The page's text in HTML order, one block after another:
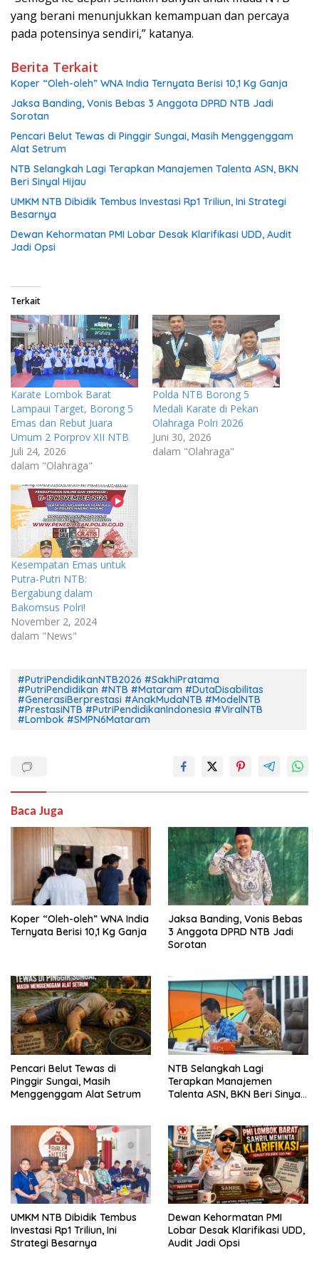
yang berani menunjukkan kemampuan dan percaya
pada potensinya sendiri,” katanya.
Berita Terkait
Koper “Oleh-oleh” WNA India Ternyata Berisi 10,1 Kg Ganja
Jaksa Banding, Vonis Bebas 3 Anggota DPRD NTB Jadi
Sorotan
Pencari Belut Tewas di Pinggir Sungai, Masih Menggenggam
Alat Setrum
NTB Selangkah Lagi Terapkan Manajemen Talenta ASN, BKN
Beri Sinyal Hijau
UMKM NTB Dibidik Tembus Investasi Rp1 Triliun, Ini Strategi
Besarnya
Dewan Kehormatan PMI Lobar Desak Klarifikasi UDD, Audit
Jadi Opsi
Terkait
Karate Lombok Barat
Lampaui Target, Borong 5
Emas dan Rebut Juara
Umum 2 Porprov XII NTB
Juli 24, 2026
dalam "Olahraga"
Polda NTB Borong 5
Medali Karate di Pekan
Olahraga Polri 2026
Juni 30, 2026
dalam "Olahraga"
Kesempatan Emas untuk
Putra-Putri NTB:
Bergabung dalam
Bakomsus Polri!
November 2, 2024
dalam "News"
#PutriPendidikanNTB2026 #SakhiPratama
#PutriPendidikan #NTB #Mataram #DutaDisabilitas
#GenerasiBerprestasi #AnakMudaNTB #ModelNTB
#PrestasiNTB #PutriPendidikanIndonesia #ViralNTB
#Lombok #SMPN6Mataram
Baca Juga
Koper “Oleh-oleh” WNA India
Ternyata Berisi 10,1 Kg Ganja
Jaksa Banding, Vonis Bebas
3 Anggota DPRD NTB Jadi
Sorotan
Pencari Belut Tewas di
Pinggir Sungai, Masih
Menggenggam Alat Setrum
NTB Selangkah Lagi
Terapkan Manajemen
Talenta ASN, BKN Beri Sinyal
UMKM NTB Dibidik Tembus
Investasi Rp1 Triliun, Ini
Strategi Besarnya
Dewan Kehormatan PMI
Lobar Desak Klarifikasi UDD,
Audit Jadi Opsi